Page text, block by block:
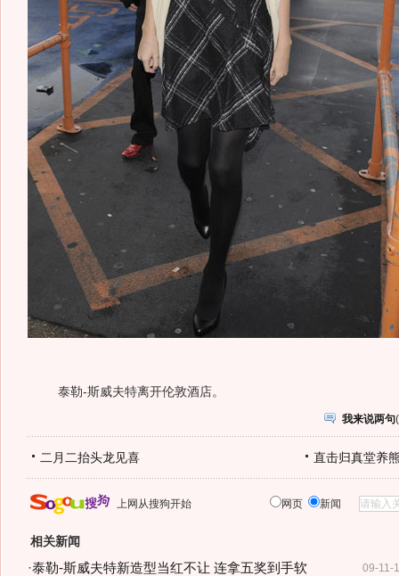
泰勒-斯威夫特离开伦敦酒店。
我来说两句(
二月二抬头龙见喜 直击归真堂养
上网从搜狗开始 网页 新闻
相关新闻
09-11-
·泰勒-斯威夫特新造型当红不让 连拿五奖到手软